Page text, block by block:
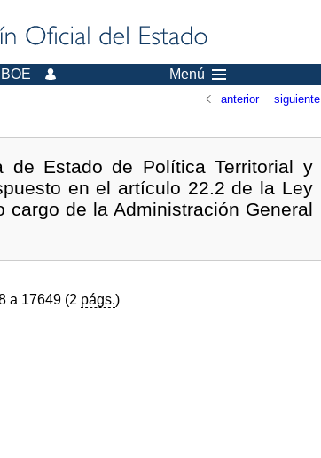
Menú
anterior siguiente
Estado de Política Territorial y
en el artículo 22.2 de la Ley
de la Administración General
a 17649 (2 págs.)